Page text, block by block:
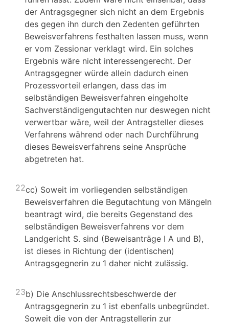
der Antragsgegner sich nicht an dem Ergebnis
des gegen ihn durch den Zedenten geführten
Beweisverfahrens festhalten lassen muss, wenn
er vom Zessionar verklagt wird. Ein solches
Ergebnis wäre nicht interessengerecht. Der
Antragsgegner würde allein dadurch einen
Prozessvorteil erlangen, dass das im
selbständigen Beweisverfahren eingeholte
Sachverständigengutachten nur deswegen nicht
verwertbar wäre, weil der Antragsteller dieses
Verfahrens während oder nach Durchführung
dieses Beweisverfahrens seine Ansprüche
abgetreten hat.
22cc) Soweit im vorliegenden selbständigen
Beweisverfahren die Begutachtung von Mängeln
beantragt wird, die bereits Gegenstand des
selbständigen Beweisverfahrens vor dem
Landgericht S. sind (Beweisanträge I A und B),
ist dieses in Richtung der (identischen)
Antragsgegnerin zu 1 daher nicht zulässig.
23b) Die Anschlussrechtsbeschwerde der
Antragsgegnerin zu 1 ist ebenfalls unbegründet.
Soweit die von der Antragstellerin zur